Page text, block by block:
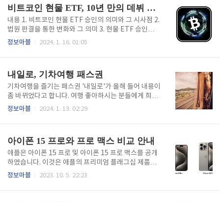
비트코인 현물 ETF, 10년 만의 데뷔 승인을 받아
내용 1. 비트코인 현물 ETF 승인의 의미와 그 시사점 2.
법원 판결을 통한 변화와 그 의미 3. 현물 ETF 승인으로
인한 긍정적 영향 4. 비트코인의 금융자산화와 그 의미
ded Fund)가 10년 만에 미국 증권거래위원회(SEC)로
부터 승인을 받은 것은 대단히 중요한 사안입니다. 이는
비트코인을 일반 주식처럼 쉽게 거래할 수 있다는 것을
의미합니다. 이로 인해 비트코인이 주류 금융 시장에 더
욱 가까워졌다는 평가를 받고 있습니다. 기존에는 비트
정보마블 2024. 1. 16. 01:05
내일로, 기차여행 패스권
기차여행을 즐기는 패스권 '내일로'가 올해 들어 내용이
좀 바뀌었다고 합니다. 여행 좋아하시는 분들에게 희소
식이 될 내용을 말씀드리겠습니다. 이전에는 나이제한
용 2. 패스권 비용 3. 이용열차 4. 이용기간과 이용방법
(좌석지정 방법) 5. 구매기간과 제휴혜택 6. 판매처(코
레일 내일로 바로가기) 7. 주의사항 바뀐 내용 '내일
로'는 한국철도공사(KORAIL)에서 제공하는 철도 여행
패스권입니다. 이 패스권을 이용하면 정해진 기간 동안
정보마블 2024. 1. 13. 02:29
아이폰 15 프로와 프로 맥스 비교 안내
애플은 아이폰 15 프로 및 아이폰 15 프로 맥스를 공개
하였습니다. 이것은 애플의 프리미엄 플래그십 제품으
로, 새로운 티타늄 디자인, 액션 버튼, A17 Pro 칩, US
정보마블 2023. 10. 5. 22:23